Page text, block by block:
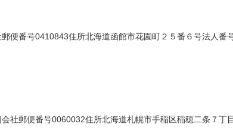
便番号0410843住所北海道函館市花園町２５番６号法人
社郵便番号0060032住所北海道札幌市手稲区稲穂二条７